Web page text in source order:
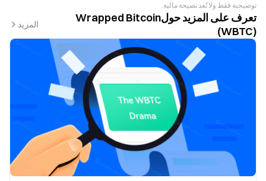
توضيحية فقط ولا تُعد نصيحة مالية.
تعرف على المزيد حولWrapped Bitcoin
(WBTC)
المزيد